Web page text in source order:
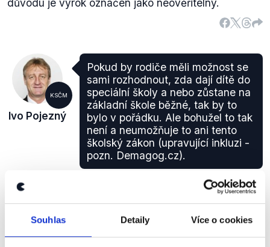
Souhlas Detaily Více o cookies
Střední odborná škola a Střední odborné učiliště,
Vyškov, Sochorova 15
Střední odborná škola a Střední odborné učiliště,
Znojmo, Dvořákova 19
12
Střední odborná škola technická a Střední odborné
učiliště, Znojmo, Uhelná 6
Střední odborné učiliště, Kyjov, Havlíčkova 1223/17
14
Střední škola polytechnická, Brno, Jílová 36g
Střední škola potravinářská a služeb, Brno,
důvodu je výrok označen jako neověřitelný.
KSČM
Ivo Pojezný
Pokud by rodiče měli možnost se
sami rozhodnout, zda dají dítě do
speciální školy a nebo zůstane na
základní škole běžné, tak by to
bylo v pořádku. Ale bohužel to tak
není a neumožňuje to ani tento
školský zákon (upravující inkluzi -
pozn. Demagog.cz).
Debata ČT ke krajským volbám,30. září 2016
NEPRAVDA